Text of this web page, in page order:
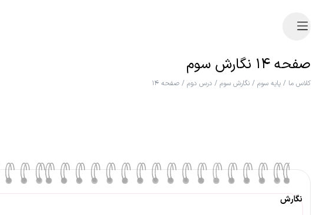
صفحه ۱۴ نگارش سوم
کلاس ما / پایه سوم / نگارش سوم / درس دوم / صفحه ۱۴
نگارش